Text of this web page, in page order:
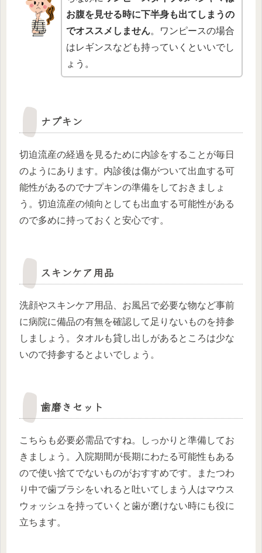
お腹を見せる時に下半身も出てしまうの
でオススメしません。ワンピースの場合
はレギンスなども持っていくといいでし
ょう。
ナプキン
切迫流産の経過を見るために内診をすることが毎日
のようにあります。内診後は傷がついて出血する可
能性があるのでナプキンの準備をしておきましょ
う。切迫流産の傾向としても出血する可能性がある
ので多めに持っておくと安心です。
スキンケア用品
洗顔やスキンケア用品、お風呂で必要な物など事前
に病院に備品の有無を確認して足りないものを持参
しましょう。タオルも貸し出しがあるところは少な
いので持参するとよいでしょう。
歯磨きセット
こちらも必要必需品ですね。しっかりと準備してお
きましょう。入院期間が長期にわたる可能性もある
ので使い捨てでないものがおすすめです。またつわ
り中で歯ブラシをいれると吐いてしまう人はマウス
ウォッシュを持っていくと歯が磨けない時にも役に
立ちます。